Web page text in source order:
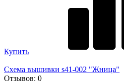
Купить
Схема вышивки s41-002 "Жница"
Отзывов: 0